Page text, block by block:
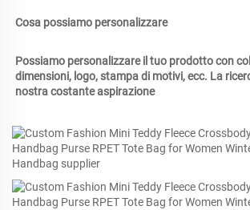
Cosa possiamo personalizzare
Possiamo personalizzare il tuo prodotto con
dimensioni, logo, stampa di motivi, ecc. La
nostra costante aspirazione